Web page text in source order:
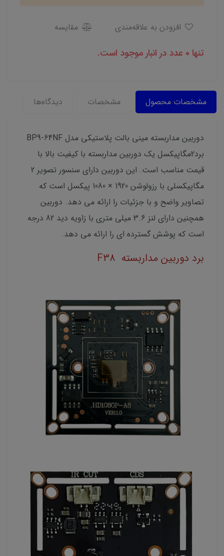
مقایسه
تنها 0 عدد در انبار موجود است.
مشخصات محصول مشخصات دیدگاه‌ها
دوربین مداربسته مینی بالت پلاستیکی مدل BP9-64NF
برد2مگاپیکسل یک دوربین مداربسته با کیفیت بالا با
قیمت مناسب است. این دوربین دارای سنسور تصویر 2
مگاپیکسلی با رزولوشن 1920 × 1080 پیکسل است که
تصاویر واضح و با جزئیات را ارائه می دهد. دوربین
همچنین دارای لنز 3.6 میلی متری با زاویه دید 82 درجه
است که پوشش گسترده ای را ارائه می دهد.
برد دوربین مداربسته F38